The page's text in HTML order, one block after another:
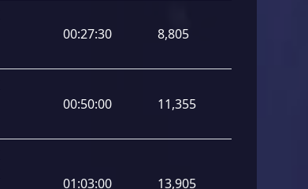
00:27:30 8,805
00:50:00 11,355
01:03:00 13,905